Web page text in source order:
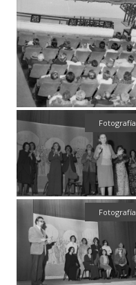
Fotografía
Fotografía